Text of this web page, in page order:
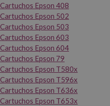
Cartuchos Epson 408
Cartuchos Epson 502
Cartuchos Epson 503
Cartuchos Epson 603
Cartuchos Epson 604
Cartuchos Epson 79
Cartuchos Epson T580x
Cartuchos Epson T596x
Cartuchos Epson T636x
Cartuchos Epson T653x